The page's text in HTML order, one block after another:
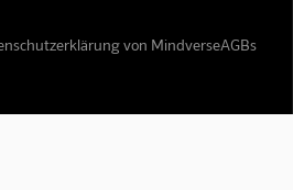
von MindverseAGBs